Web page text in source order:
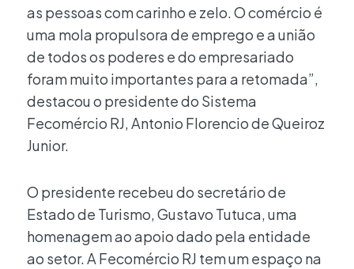
as pessoas com carinho e zelo. O comércio é
uma mola propulsora de emprego e a união
de todos os poderes e do empresariado
foram muito importantes para a retomada”,
destacou o presidente do Sistema
Fecomércio RJ, Antonio Florencio de Queiroz
Junior.
O presidente recebeu do secretário de
Estado de Turismo, Gustavo Tutuca, uma
homenagem ao apoio dado pela entidade
ao setor. A Fecomércio RJ tem um espaço na